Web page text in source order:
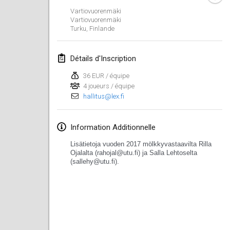
Vartiovuorenmäki
Vartiovuorenmäki
Turku Finlande
Détails d'Inscription
36 EUR / équipe
4 joueurs / équipe
hallitus@lex.fi
Information Additionnelle
Lisätietoja vuoden 2017 mölkkyvastaavilta Rilla
Ojalalta (rahojal@utu.fi) ja Salla Lehtoselta
(sallehy@utu.fi).
mai 2017
1 mai 2017|France
Rodamiento Cup
4 mai 2017|République tchèque
Open de France
juin 2017